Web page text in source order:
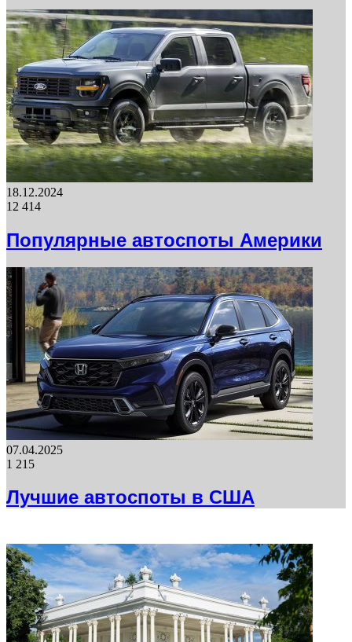
18.12.2024
12 414
Популярные автоспоты Америки
07.04.2025
1 215
Лучшие автоспоты в США